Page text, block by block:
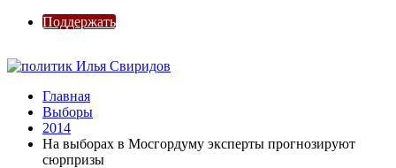
Поддержать
Главная
Выборы
2014
На выборах в Мосгордуму эксперты прогнозируют
сюрпризы